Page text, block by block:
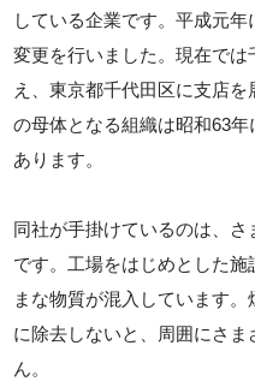
している企業です。平成元
変更を行いました。現在で
え、東京都千代田区に支店
の母体となる組織は昭和63
あります。
同社が手掛けているのは、
です。工場をはじめとした
まな物質が混入しています
に除去しないと、周囲にさ
ん。